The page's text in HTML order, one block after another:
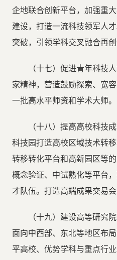
企地联合创新平台，加强重
建设，打造一流科技领军人
突破，引领学科交叉融合再创
（十七）促进青年科技
家精神，营造鼓励探索、宽
一批高水平师资和学术大师。
（十八）提高高校科技
科技园打造高校区域技术转
转移转化平台和高新园区等
概念验证、中试熟化等平台
才队伍。打造高端成果交易
（十九）建设高等研究
面向中西部、东北等地区布
平高校、优势学科与重点行